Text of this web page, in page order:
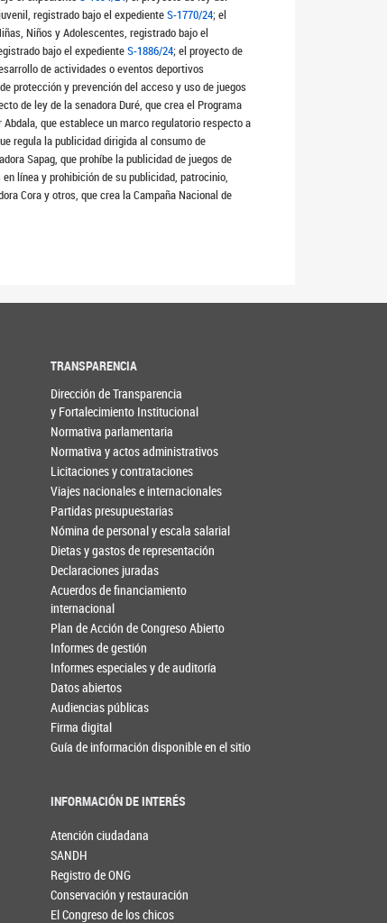
registrado bajo el expedienteS-1770/24; el
Niños y Adolescentes, registrado bajo el
bajo el expedienteS-1886/24; el proyecto de
de actividades o eventos deportivos
protección y prevención del acceso y uso de juegos
de ley de la senadora Duré, que crea el Programa
que establece un marco regulatorio respecto a
regula la publicidad dirigida al consumo de
Sapag, que prohíbe la publicidad de juegos de
línea y prohibición de su publicidad, patrocinio,
Cora y otros, que crea la Campaña Nacional de
TRANSPARENCIA
Dirección de Transparencia
y Fortalecimiento Institucional
Normativa parlamentaria
Normativa y actos administrativos
Licitaciones y contrataciones
Viajes nacionales e internacionales
Partidas presupuestarias
Nómina de personal y escala salarial
Dietas y gastos de representación
Declaraciones juradas
Acuerdos de financiamiento
internacional
Plan de Acción de Congreso Abierto
Informes de gestión
Informes especiales y de auditoría
Datos abiertos
Audiencias públicas
Firma digital
Guía de información disponible en el sitio
INFORMACIÓN DE INTERÉS
Atención ciudadana
SANDH
Registro de ONG
Conservación y restauración
El Congreso de los chicos